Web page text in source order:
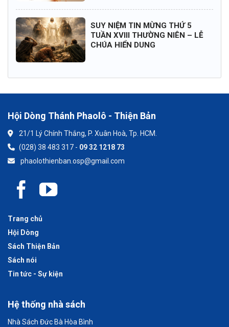
SUY NIỆM TIN MỪNG THỨ 5
TUẦN XVIII THƯỜNG NIÊN – LỄ
CHÚA HIỂN DUNG
Hội Dòng Thánh Phaolô - Thiện Bản
21/1 Lý Chính Thắng, P. Xuân Hoà, Tp. HCM.
(028) 38 483 317 - 09 32 1218 73
phaolothienban.osp@gmail.com
Trang chủ
Hội Dòng
Sách Thiện Bản
Sách nói
Tin tức - Sự kiện
Hệ thống nhà sách
Nhà Sách Đức Bà Hòa Bình